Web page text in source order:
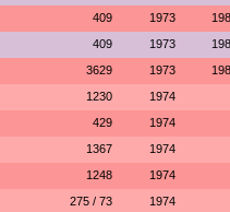
409 1973
409 1973
3629 1973
1230 1974
429 1974
1367 1974
1248 1974
275 / 73 1974